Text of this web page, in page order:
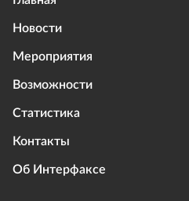
Новости
Мероприятия
Возможности
Статистика
Контакты
Об Интерфаксе